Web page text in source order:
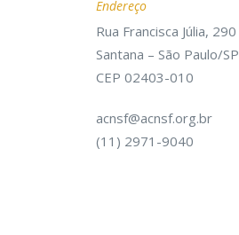
Endereço
Rua Francisca Júlia, 290
Santana – São Paulo/SP
CEP 02403-010
acnsf@acnsf.org.br
(11) 2971-9040